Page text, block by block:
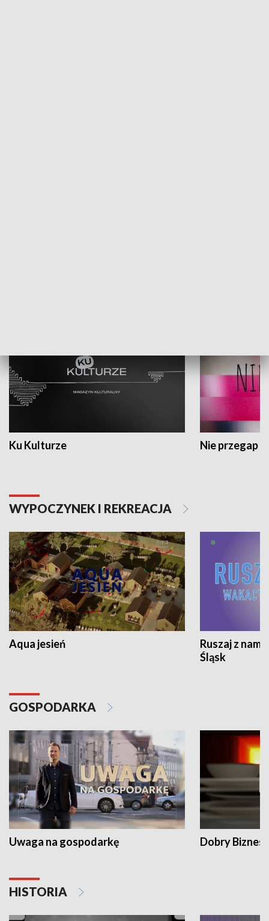
Ku Kulturze Nie przegap
WYPOCZYNEK I REKREACJA
Aqua jesień
Ruszaj z
Śląsk
GOSPODARKA
Uwaga na gospodarkę Dobry Biznes
HISTORIA